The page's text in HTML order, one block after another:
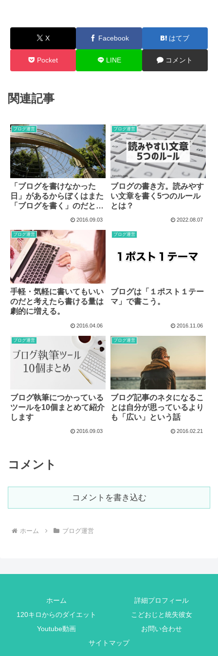
X Facebook はてブ
Pocket LINE コメント
関連記事
ブログ運営
「ブログを書けなかった
日」があるからぼくはまた
「ブログを書く」のだと思
2016.09.03
ブログ運営
ブログの書き方。読みやす
い文章を書く5つのルール
とは？
2022.08.07
ブログ運営
手軽・気軽に書いてもいい
のだと考えたら書ける量は
劇的に増える。
2016.04.06
ブログ運営
ブログは「１ポスト１テー
マ」で書こう。
2016.11.06
ブログ運営
ブログ執筆につかっている
ツールを10個まとめて紹介
します
2016.09.03
ブログ運営
ブログ記事のネタになるこ
とは自分が思っているより
も「広い」という話
2016.02.21
コメント
コメントを書き込む
ホーム ブログ運営
ホーム
詳細プロフィール
120キロからのダイエット
こどおじと統失彼女
Youtube動画
お問い合わせ
サイトマップ